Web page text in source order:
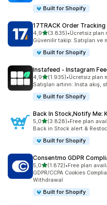
Built for Shopify
17TRACK Order Tracking
4,95 yıldız üzerinden
(3.835)
toplam 3835 değerlendirme
•Ücretsiz plan
Güvenilir takip: Satışları ve
Built for Shopify
Instafeed ‑ Instagram
4,95 yıldız üzerinden
(1.935)
toplam 1935 değerlendirme
•Ücretsiz plan
Satışları artırın: Insta akış,
Built for Shopify
Back In Stock,Notify Me:
5,05 yıldız üzerinden
(3.828)
toplam 3828 değerlendirme
•Free plan
Back in Stock alert &
Built for Shopify
Consentmo GDPR
5,05 yıldız üzerinden
(1.872)
toplam 1872 değerlendirme
•Free plan
GDPR/CCPA Cookies
Withdrawal
Built for Shopify